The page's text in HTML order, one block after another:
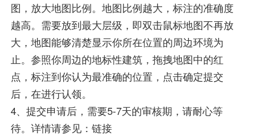
图，放大地图比例。地图比例越大，标注的准确度
越高。需要放到最大层级，即双击鼠标地图不再放
大，地图能够清楚显示你所在位置的周边环境为
止。参照你周边的地标性建筑，拖拽地图中的红
点，标注到你认为最准确的位置，点击确定提交
后，在进行认领。
4、提交申请后，需要5-7天的审核期，请耐心等
待。详情请参见：链接